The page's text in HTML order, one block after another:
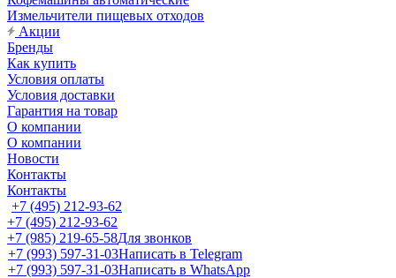
Измельчители пищевых отходов
Акции
Бренды
Как купить
Условия оплаты
Условия доставки
Гарантия на товар
О компании
О компании
Новости
Контакты
Контакты
+7 (495) 212-93-62
+7 (495) 212-93-62
+7 (985) 219-65-58Для звонков
+7 (993) 597-31-03Написать в Telegram
+7 (993) 597-31-03Написать в WhatsApp